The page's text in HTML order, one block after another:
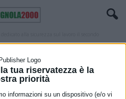
tua riservatezza è la
priorità
informazioni su un dispositivo (e/o vi
alla sicurezza
appuntamento